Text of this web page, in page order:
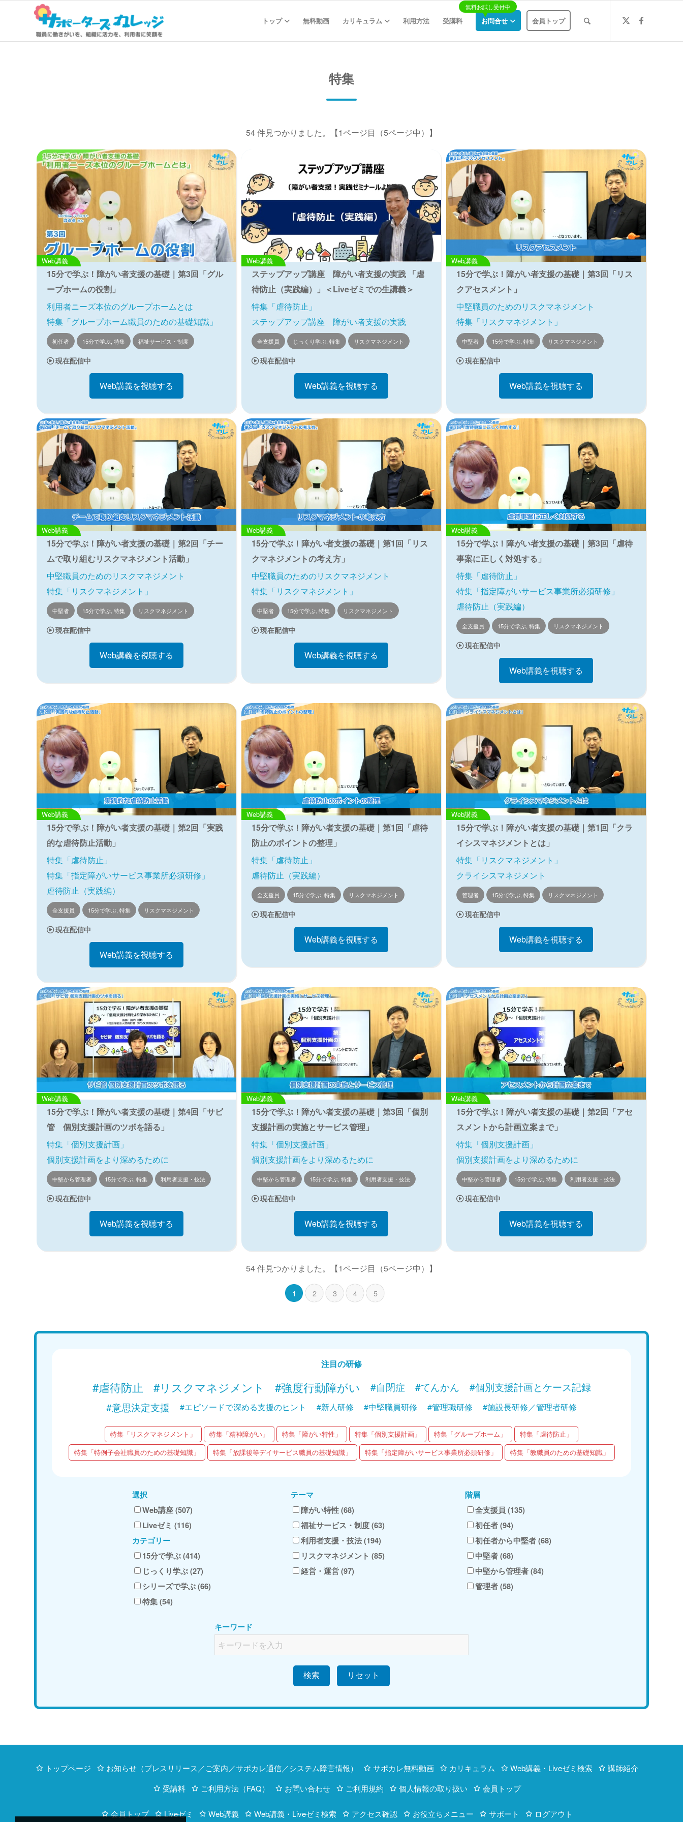
トップ 無料動画 カリキュラム 利用方法 受講料 お問合せ 会員トップ
特集
54 件見つかりました。 【1ページ目（5ページ中）】
Web講義
15分で学ぶ！障がい者支援の基礎｜第3回「グル
ープホームの役割」
利用者ニーズ本位のグループホームとは
特集「グループホーム職員のための基礎知識」
初任者 15分で学ぶ, 特集 福祉サービス・制度
現在配信中
Web講義を視聴する
Web講義
ステップアップ講座 障がい者支援の実践 「虐
待防止（実践編）」＜Liveゼミでの生講義＞
特集「虐待防止」
ステップアップ講座 障がい者支援の実践
全支援員 じっくり学ぶ, 特集 リスクマネジメント
現在配信中
Web講義を視聴する
Web講義
15分で学ぶ！障がい者支援の基礎｜第3回「リス
クアセスメント」
中堅職員のためのリスクマネジメント
特集「リスクマネジメント」
中堅者 15分で学ぶ, 特集 リスクマネジメント
現在配信中
Web講義を視聴する
Web講義
15分で学ぶ！障がい者支援の基礎｜第2回「チー
ムで取り組むリスクマネジメント活動」
中堅職員のためのリスクマネジメント
特集「リスクマネジメント」
中堅者 15分で学ぶ, 特集 リスクマネジメント
現在配信中
Web講義を視聴する
Web講義
15分で学ぶ！障がい者支援の基礎｜第1回「リス
クマネジメントの考え方」
中堅職員のためのリスクマネジメント
特集「リスクマネジメント」
中堅者 15分で学ぶ, 特集 リスクマネジメント
現在配信中
Web講義を視聴する
Web講義
15分で学ぶ！障がい者支援の基礎｜第3回「虐待
事案に正しく対処する」
特集「虐待防止」
特集「指定障がいサービス事業所必須研修」
虐待防止（実践編）
全支援員 15分で学ぶ, 特集 リスクマネジメント
現在配信中
Web講義を視聴する
Web講義
15分で学ぶ！障がい者支援の基礎｜第2回「実践
的な虐待防止活動」
特集「虐待防止」
特集「指定障がいサービス事業所必須研修」
虐待防止（実践編）
全支援員 15分で学ぶ, 特集 リスクマネジメント
現在配信中
Web講義を視聴する
Web講義
15分で学ぶ！障がい者支援の基礎｜第1回「虐待
防止のポイントの整理」
特集「虐待防止」
虐待防止（実践編）
全支援員 15分で学ぶ, 特集 リスクマネジメント
現在配信中
Web講義を視聴する
Web講義
15分で学ぶ！障がい者支援の基礎｜第1回「クラ
イシスマネジメントとは」
特集「リスクマネジメント」
クライシスマネジメント
管理者 15分で学ぶ, 特集 リスクマネジメント
現在配信中
Web講義を視聴する
Web講義
15分で学ぶ！障がい者支援の基礎｜第4回「サビ
管 個別支援計画のツボを語る」
特集「個別支援計画」
個別支援計画をより深めるために
中堅から管理者 15分で学ぶ, 特集 利用者支援・技法
現在配信中
Web講義を視聴する
Web講義
15分で学ぶ！障がい者支援の基礎｜第3回「個別
支援計画の実施とサービス管理」
特集「個別支援計画」
個別支援計画をより深めるために
中堅から管理者 15分で学ぶ, 特集 利用者支援・技法
現在配信中
Web講義を視聴する
Web講義
15分で学ぶ！障がい者支援の基礎｜第2回「アセ
スメントから計画立案まで」
特集「個別支援計画」
個別支援計画をより深めるために
中堅から管理者 15分で学ぶ, 特集 利用者支援・技法
現在配信中
Web講義を視聴する
54 件見つかりました。 【1ページ目（5ページ中）】
1 2 3 4 5
注目の研修
#虐待防止 #リスクマネジメント #強度行動障がい #自閉症 #てんかん
#個別支援計画とケース記録
#意思決定支援
#エピソードで深める支援のヒント #新人研修 #中堅職員研修 #管理職研修 #施設長研修／管理者研修
特集「リスクマネジメント」 特集「精神障がい」 特集「障がい特性」 特集「個別支援計画」 特集「グループホーム」
特集「虐待防止」
特集「特例子会社職員のための基礎知識」
特集「放課後等デイサービス職員の基礎知識」 特集「指定障がいサービス事業所必須研修」 特集「教職員のための基礎知識」
選択
Web講座 (507)
Liveゼミ (116)
カテゴリー
15分で学ぶ (414)
じっくり学ぶ (27)
シリーズで学ぶ (66)
特集 (54)
テーマ
障がい特性 (68)
福祉サービス・制度 (63)
利用者支援・技法 (194)
リスクマネジメント (85)
経営・運営 (97)
階層
全支援員 (135)
初任者 (94)
初任者から中堅者 (68)
中堅者 (68)
中堅から管理者 (84)
管理者 (58)
キーワード
検索
トップページ お知らせ（プレスリリース／ご案内／サポカレ通信／システム障害情報） サポカレ無料動画 カリキュラム Web講義・Liveゼミ検索
講師紹介
受講料
ご利用方法（FAQ） お問い合わせ ご利用規約 個人情報の取り扱い 会員トップ
会員トップ Liveゼミ Web講義 Web講義・Liveゼミ検索 アクセス確認 お役立ちメニュー サポート ログアウト